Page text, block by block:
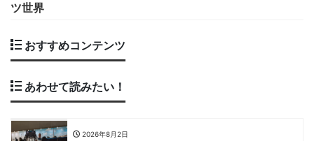
ツ世界
おすすめコンテンツ
あわせて読みたい！
2026年8月2日